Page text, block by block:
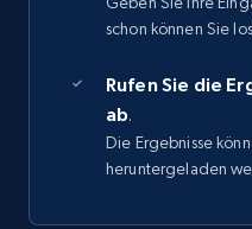
schon können Sie
Rufen Sie die
ab.
Die Ergebnisse
heruntergeladen